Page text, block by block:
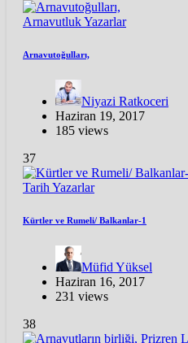
ArnavutlukYazarlar
Arnavutoğulları,
Niyazi Ratkoceri
Haziran 19, 2017
185 views
37
Tarih Yazarlar
Kürtler ve Rumeli/ Balkanlar-1
Müfid Yüksel
Haziran 16, 2017
231 views
38